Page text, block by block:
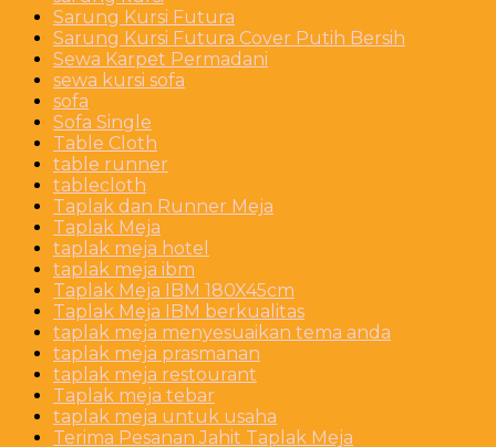
Sarung Kursi Futura
Sarung Kursi Futura Cover Putih Bersih
Sewa Karpet Permadani
sewa kursi sofa
sofa
Sofa Single
Table Cloth
table runner
tablecloth
Taplak dan Runner Meja
Taplak Meja
taplak meja hotel
taplak meja ibm
Taplak Meja IBM 180X45cm
Taplak Meja IBM berkualitas
taplak meja menyesuaikan tema anda
taplak meja prasmanan
taplak meja restourant
Taplak meja tebar
taplak meja untuk usaha
Terima Pesanan Jahit Taplak Meja